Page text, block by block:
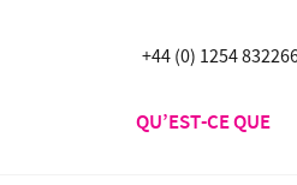
+44 (0) 1254
QU’EST-CE QUE